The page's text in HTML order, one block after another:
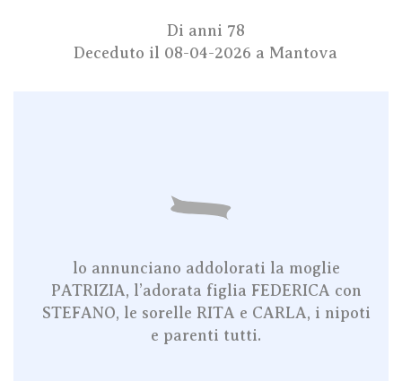
Di anni 78
Deceduto il 08-04-2026 a Mantova
lo annunciano addolorati la moglie
PATRIZIA, l’adorata figlia FEDERICA con
STEFANO, le sorelle RITA e CARLA, i nipoti
e parenti tutti.